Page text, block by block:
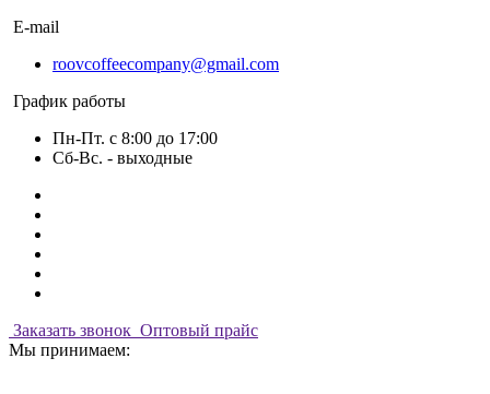
E-mail
roovcoffeecompany@gmail.com
График работы
Пн-Пт. с 8:00 до 17:00
Сб-Вс. - выходные
Заказать звонок Оптовый прайс
Мы принимаем: